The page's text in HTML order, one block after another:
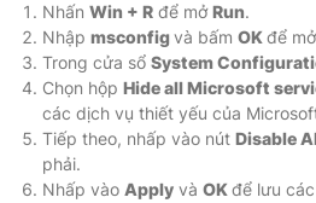
Nhấn Win + R để mởRun.
Nhập msconfigvà bấm OK để mở
Trong cửa sổ System
Chọn hộp Hide all Microsoft
các dịch vụ thiết yếu của
Tiếp theo, nhấp vào nút Disable
phải.
Nhấp vào Apply và OK để lưu